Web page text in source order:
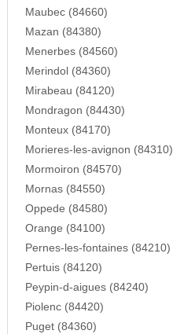
Maubec (84660)
Mazan (84380)
Menerbes (84560)
Merindol (84360)
Mirabeau (84120)
Mondragon (84430)
Monteux (84170)
Morieres-les-avignon (84310)
Mormoiron (84570)
Mornas (84550)
Oppede (84580)
Orange (84100)
Pernes-les-fontaines (84210)
Pertuis (84120)
Peypin-d-aigues (84240)
Piolenc (84420)
Puget (84360)